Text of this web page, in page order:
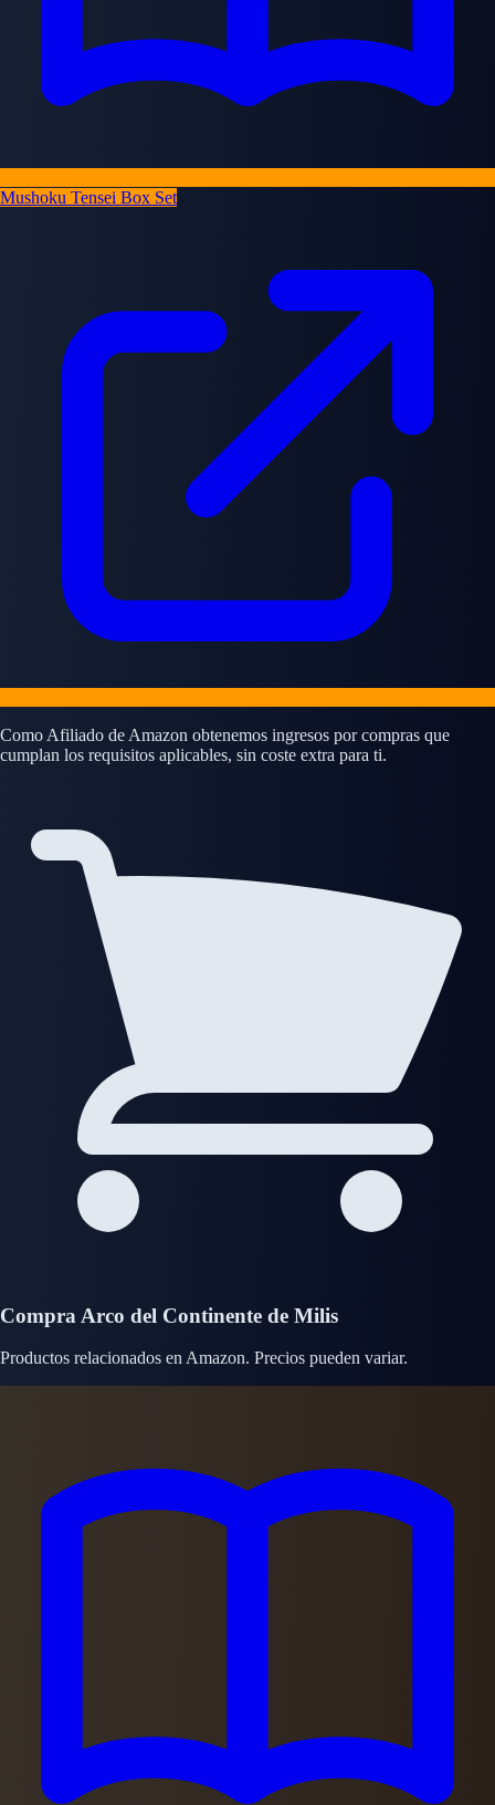
Mushoku Tensei Box Set
Como Afiliado de Amazon obtenemos ingresos por compras que
cumplan los requisitos aplicables, sin coste extra para ti.
Compra Arco del Continente de Milis
Productos relacionados en Amazon. Precios pueden variar.